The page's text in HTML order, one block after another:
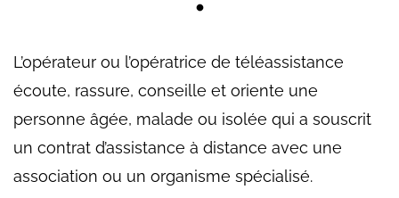
L’opérateur ou l’opératrice de téléassistance
écoute, rassure, conseille et oriente une
personne âgée, malade ou isolée qui a souscrit
un contrat d’assistance à distance avec une
association ou un organisme spécialisé.